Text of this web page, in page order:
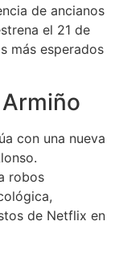
de ancianos
el 21 de
más esperados
con una nueva
robos
de Netflix en